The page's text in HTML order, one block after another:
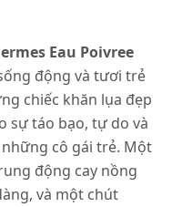
Eau Poivree
động và tươi trẻ
chiếc khăn lụa đẹp
sự táo bạo, tự do và
cô gái trẻ. Một
động cay nồng
và một chút